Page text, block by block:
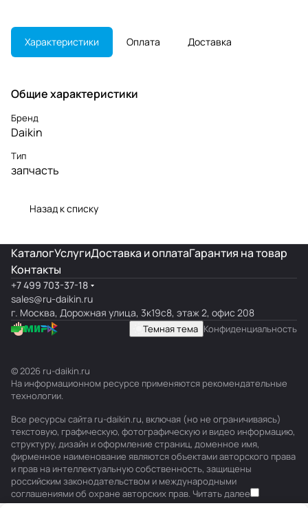
Характеристики Оплата Доставка
Общие характеристики
Бренд
Daikin
Тип
запчасть
Назад к списку
КаталогУслугиДоставка и оплатаГарантия на товар
Контакты
+7 499 703-37-18
sales@ru-daikin.ru
г. Москва, Дорожная улица, 3к19с8, этаж 2, офис 208
Темная тема Конфиденциальность
© 2026 ru-daikin.ru
На информационном ресурсе применяются рекомендательные
технологии.
Все ресурсы сайта ru-daikin.ru, включая (но не ограничиваясь)
текстовую, графическую, фотографическую и видео информацию,
структуру, дизайн и оформление страниц, доменное имя,
фирменное наименование являются объектами авторского права
и прав на интеллектуальную собственность, защищены
российским законодательством и международными
соглашениями об охране авторских прав. Читать далее